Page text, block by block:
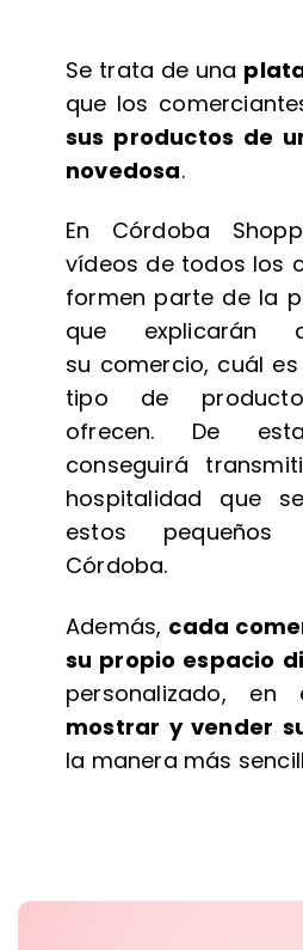
Se trata de una
que los
sus productos de
novedosa.
En Córdoba
vídeos de todos los
formen parte de la
que
su comercio, cuál
tipo de
ofrecen. De
conseguirá
hospitalidad que
estos pequeños
Córdoba.
Además, cada
su propio espacio
personalizado,
mostrar y vender
la manera más